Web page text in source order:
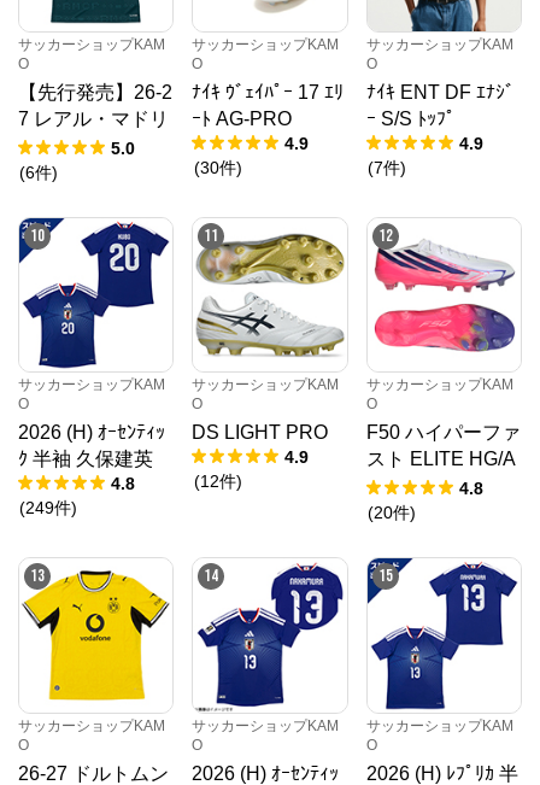
サッカーショップKAM
O
【先行発売】26-2
7 レアル・マドリ
ード AWAY ユニ
フォーム
5.0
(6件)
サッカーショップKAM
O
ﾅｲｷ ｳﾞｪｲﾊﾟｰ 17 ｴﾘ
ｰﾄ AG-PRO
4.9
(30件)
サッカーショップKAM
O
ﾅｲｷ ENT DF ｴﾅｼﾞ
ｰ S/S ﾄｯﾌﾟ
4.9
(7件)
10
サッカーショップKAM
O
2026 (H) ｵｰｾﾝﾃｨｯ
ｸ 半袖 久保建英
4.8
(249件)
11
サッカーショップKAM
O
DS LIGHT PRO
4.9
(12件)
12
サッカーショップKAM
O
F50 ハイパーファ
スト ELITE HG/A
G JAPAN 4.8
(20件)
13
サッカーショップKAM
O
26-27 ドルトムン
14
サッカーショップKAM
O
2026 (H) ｵｰｾﾝﾃｨｯ
15
サッカーショップKAM
O
2026 (H) ﾚﾌﾟﾘｶ 半